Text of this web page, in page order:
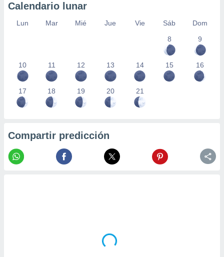
Calendario lunar
Lun Mar Mié Jue Vie Sáb
Dom
8
9
10 11 12 13 14 15 16
17 18 19 20 21
Compartir predicción